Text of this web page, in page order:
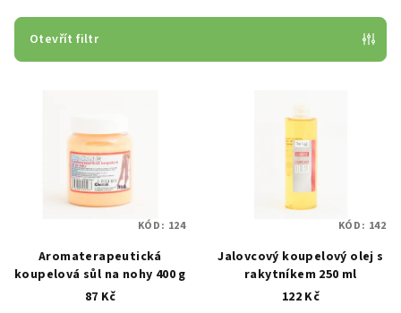
r
Otevřít filtr
o
Aromaterapeutická
koupelová sůl na nohy 400 g
87 Kč
KÓD: 124
Jalovcový koupelový olej s
rakytníkem 250 ml
122 Kč
KÓD: 142